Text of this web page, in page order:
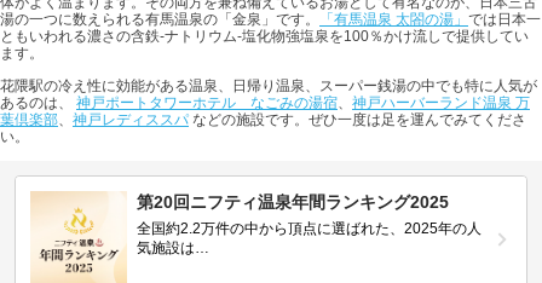
湯の一つに数えられる有馬温泉の「金泉」です。
「有馬温泉 太閤の湯」 では日本一
ともいわれる濃さの含鉄-ナトリウム-塩化物強塩泉を100％かけ流しで提供してい
ます。
花隈駅の冷え性に効能がある温泉、日帰り温泉、スーパー銭湯の中でも特に人気が
あるのは、 神戸ポートタワーホテル なごみの湯宿、 神戸ハーバーランド温泉 万
葉倶楽部、 神戸レディススパ などの施設です。ぜひ一度は足を運んでみてくださ
い。
第20回ニフティ温泉年間ランキング2025
全国約2.2万件の中から頂点に選ばれた、2025年の人
気施設は…